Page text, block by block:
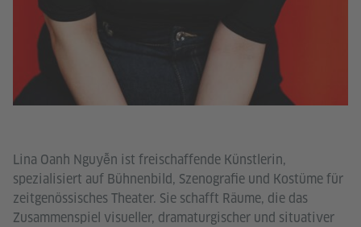
Lina Oanh Nguyễn ist freischaffende Künstlerin,
spezialisiert auf Bühnenbild, Szenografie und Kostüme für
zeitgenössisches Theater. Sie schafft Räume, die das
Zusammenspiel visueller, dramaturgischer und situativer